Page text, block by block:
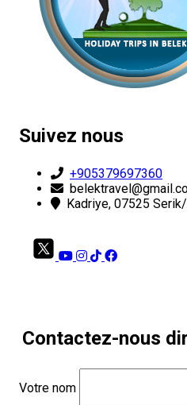
Suivez nous
+905379697360
Kadriye, 07525
Contactez-nous
Votre nom